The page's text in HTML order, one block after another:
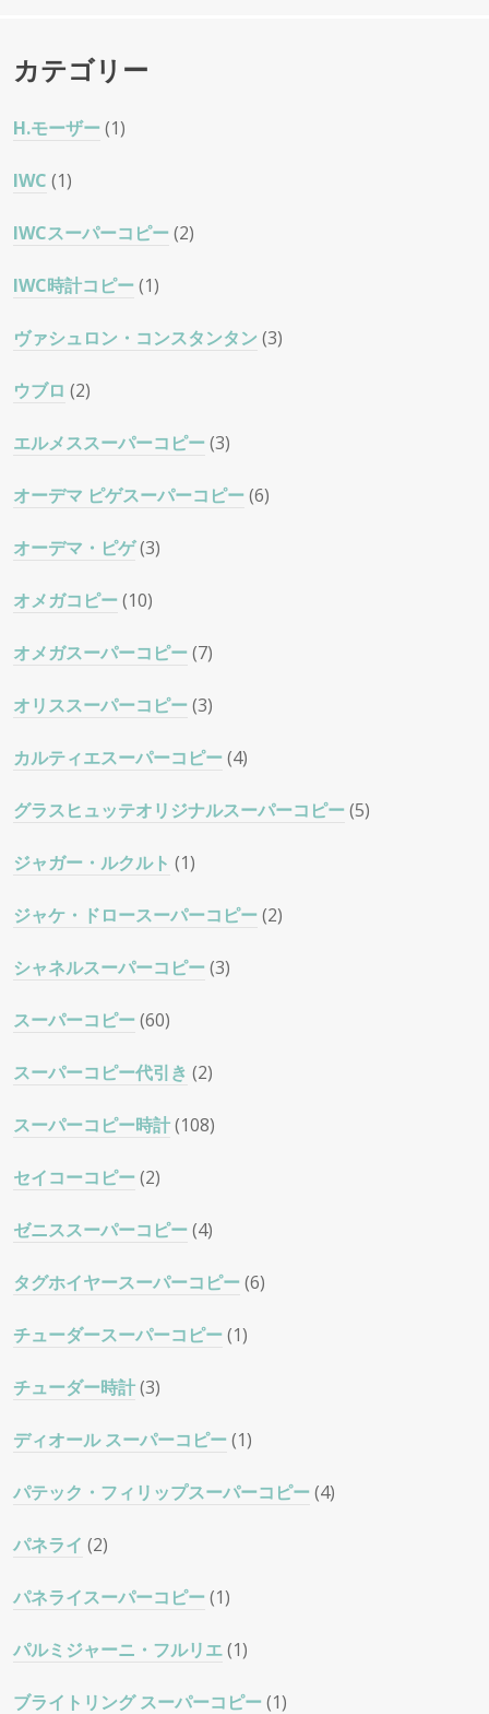
カテゴリー
H.モーザー(1)
IWC (1)
IWCスーパーコピー(2)
IWC時計コピー(1)
ヴァシュロン・コンスタンタン (3)
ウブロ (2)
エルメススーパーコピー(3)
オーデマ ピゲスーパーコピー(6)
オーデマ・ピゲ(3)
オメガコピー(10)
オメガスーパーコピー(7)
オリススーパーコピー(3)
カルティエスーパーコピー(4)
グラスヒュッテオリジナルスーパーコピー(5)
ジャガー・ルクルト (1)
ジャケ・ドロースーパーコピー(2)
シャネルスーパーコピー(3)
スーパーコピー(60)
スーパーコピー代引き (2)
スーパーコピー時計(108)
セイコーコピー(2)
ゼニススーパーコピー(4)
タグホイヤースーパーコピー(6)
チューダースーパーコピー(1)
チューダー時計(3)
ディオール スーパーコピー(1)
パテック・フィリップスーパーコピー(4)
パネライ (2)
パネライスーパーコピー(1)
パルミジャーニ・フルリエ(1)
ブライトリング スーパーコピー(1)